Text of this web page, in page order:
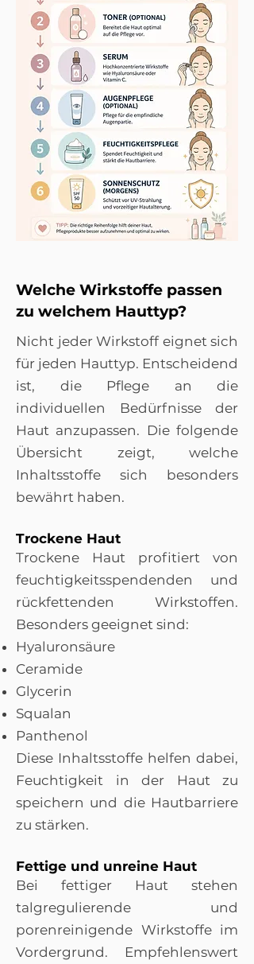
Welche Wirkstoffe passen
zu welchem Hauttyp?
Nicht jeder Wirkstoff eignet sich
für jeden Hauttyp. Entscheidend
ist, die Pflege an die
individuellen Bedürfnisse der
Haut anzupassen. Die folgende
Übersicht zeigt, welche
Inhaltsstoffe sich besonders
bewährt haben.
Trockene Haut
Trockene Haut profitiert von
feuchtigkeitsspendenden und
rückfettenden Wirkstoffen.
Besonders geeignet sind:
Hyaluronsäure
Ceramide
Glycerin
Squalan
Panthenol
Diese Inhaltsstoffe helfen dabei,
Feuchtigkeit in der Haut zu
speichern und die Hautbarriere
zu stärken.
Fettige und unreine Haut
Bei fettiger Haut stehen
talgregulierende und
porenreinigende Wirkstoffe im
Vordergrund. Empfehlenswert